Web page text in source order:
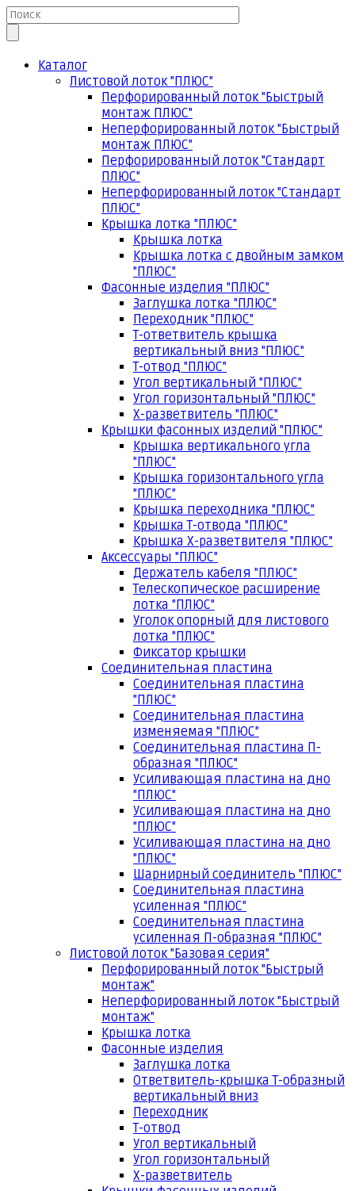
Каталог
Листовой лоток "ПЛЮС"
Перфорированный лоток "Быстрый
монтаж ПЛЮС"
Неперфорированный лоток "Быстрый
монтаж ПЛЮС"
Перфорированный лоток "Стандарт
ПЛЮС"
Неперфорированный лоток "Стандарт
ПЛЮС"
Крышка лотка "ПЛЮС"
Крышка лотка
Крышка лотка с двойным замком
"ПЛЮС"
Фасонные изделия "ПЛЮС"
Заглушка лотка "ПЛЮС"
Переходник "ПЛЮС"
Т-ответвитель крышка
вертикальный вниз "ПЛЮС"
Т-отвод "ПЛЮС"
Угол вертикальный "ПЛЮС"
Угол горизонтальный "ПЛЮС"
Х-разветвитель "ПЛЮС"
Крышки фасонных изделий "ПЛЮС"
Крышка вертикального угла
"ПЛЮС"
Крышка горизонтального угла
"ПЛЮС"
Крышка переходника "ПЛЮС"
Крышка Т-отвода "ПЛЮС"
Крышка Х-разветвителя "ПЛЮС"
Аксессуары "ПЛЮС"
Держатель кабеля "ПЛЮС"
Телескопическое расширение
лотка "ПЛЮС"
Уголок опорный для листового
лотка "ПЛЮС"
Фиксатор крышки
Соединительная пластина
Соединительная пластина
"ПЛЮС"
Соединительная пластина
изменяемая "ПЛЮС"
Соединительная пластина П-
образная "ПЛЮС"
Усиливающая пластина на дно
"ПЛЮС"
Усиливающая пластина на дно
"ПЛЮС"
Усиливающая пластина на дно
"ПЛЮС"
Шарнирный соединитель "ПЛЮС"
Соединительная пластина
усиленная "ПЛЮС"
Соединительная пластина
усиленная П-образная "ПЛЮС"
Листовой лоток "Базовая серия"
Перфорированный лоток "Быстрый
монтаж"
Неперфорированный лоток "Быстрый
монтаж"
Крышка лотка
Фасонные изделия
Заглушка лотка
Ответвитель-крышка Т-образный
вертикальный вниз
Переходник
Т-отвод
Угол вертикальный
Угол горизонтальный
Х-разветвитель